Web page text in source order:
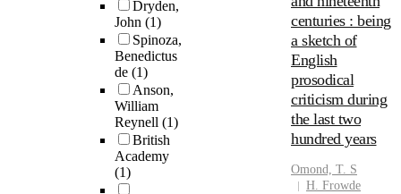
Dryden,
John (1)
Spinoza,
Benedictus
de (1)
Anson,
William
Reynell (1)
British
Academy
(1)
centuries : being
a sketch of
English
prosodical
criticism during
the last two
hundred years
Omond, T. S
H. Frowde